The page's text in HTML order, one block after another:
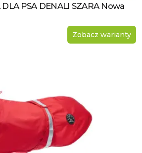
PSA DENALI SZARA Nowa
Zobacz warianty